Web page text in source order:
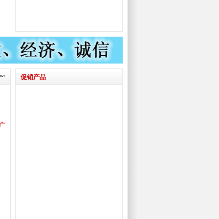
促销产品